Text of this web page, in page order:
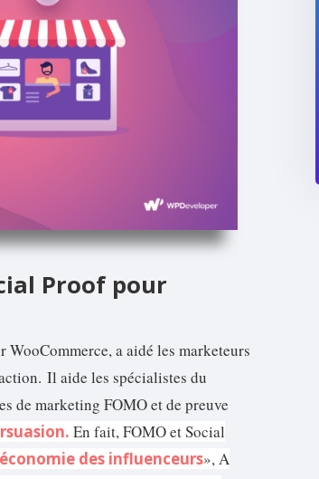
Proof pour
a aidé les marketeurs
Il aide les spécialistes du
de marketing FOMO et de preuve
En fait, FOMO et Social
des influenceurs», A